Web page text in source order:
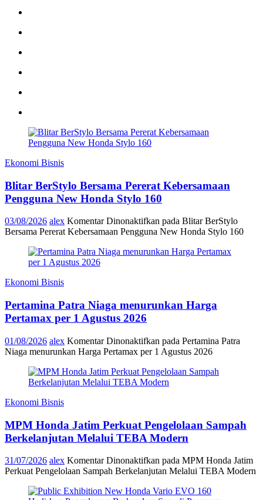
Ekonomi Bisnis
Blitar BerStylo Bersama Pererat Kebersamaan
Pengguna New Honda Stylo 160
03/08/2026 alex Komentar Dinonaktifkan pada Blitar BerStylo
Bersama Pererat Kebersamaan Pengguna New Honda Stylo 160
Ekonomi Bisnis
Pertamina Patra Niaga menurunkan Harga
Pertamax per 1 Agustus 2026
01/08/2026 alex Komentar Dinonaktifkan pada Pertamina Patra
Niaga menurunkan Harga Pertamax per 1 Agustus 2026
Ekonomi Bisnis
MPM Honda Jatim Perkuat Pengelolaan Sampah
Berkelanjutan Melalui TEBA Modern
31/07/2026 alex Komentar Dinonaktifkan pada MPM Honda Jatim
Perkuat Pengelolaan Sampah Berkelanjutan Melalui TEBA Modern